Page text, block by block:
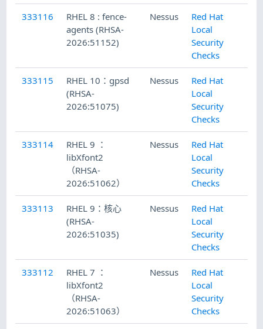
333116
RHEL 8 : fence-
agents (RHSA-
2026:51152)
Nessus
Red Hat
Local
Security
Checks
333115
RHEL 10：gpsd
(RHSA-
2026:51075)
Nessus
Red Hat
Local
Security
Checks
333114
RHEL 9 ：
libXfont2
（RHSA-
2026:51062）
Nessus
Red Hat
Local
Security
Checks
333113
RHEL 9：核心
(RHSA-
2026:51035)
Nessus
Red Hat
Local
Security
Checks
333112
RHEL 7 ：
libXfont2
（RHSA-
2026:51063）
Nessus
Red Hat
Local
Security
Checks